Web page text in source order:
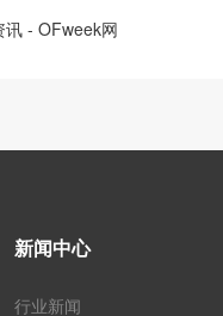
- OFweek网
新闻中心
行业新闻